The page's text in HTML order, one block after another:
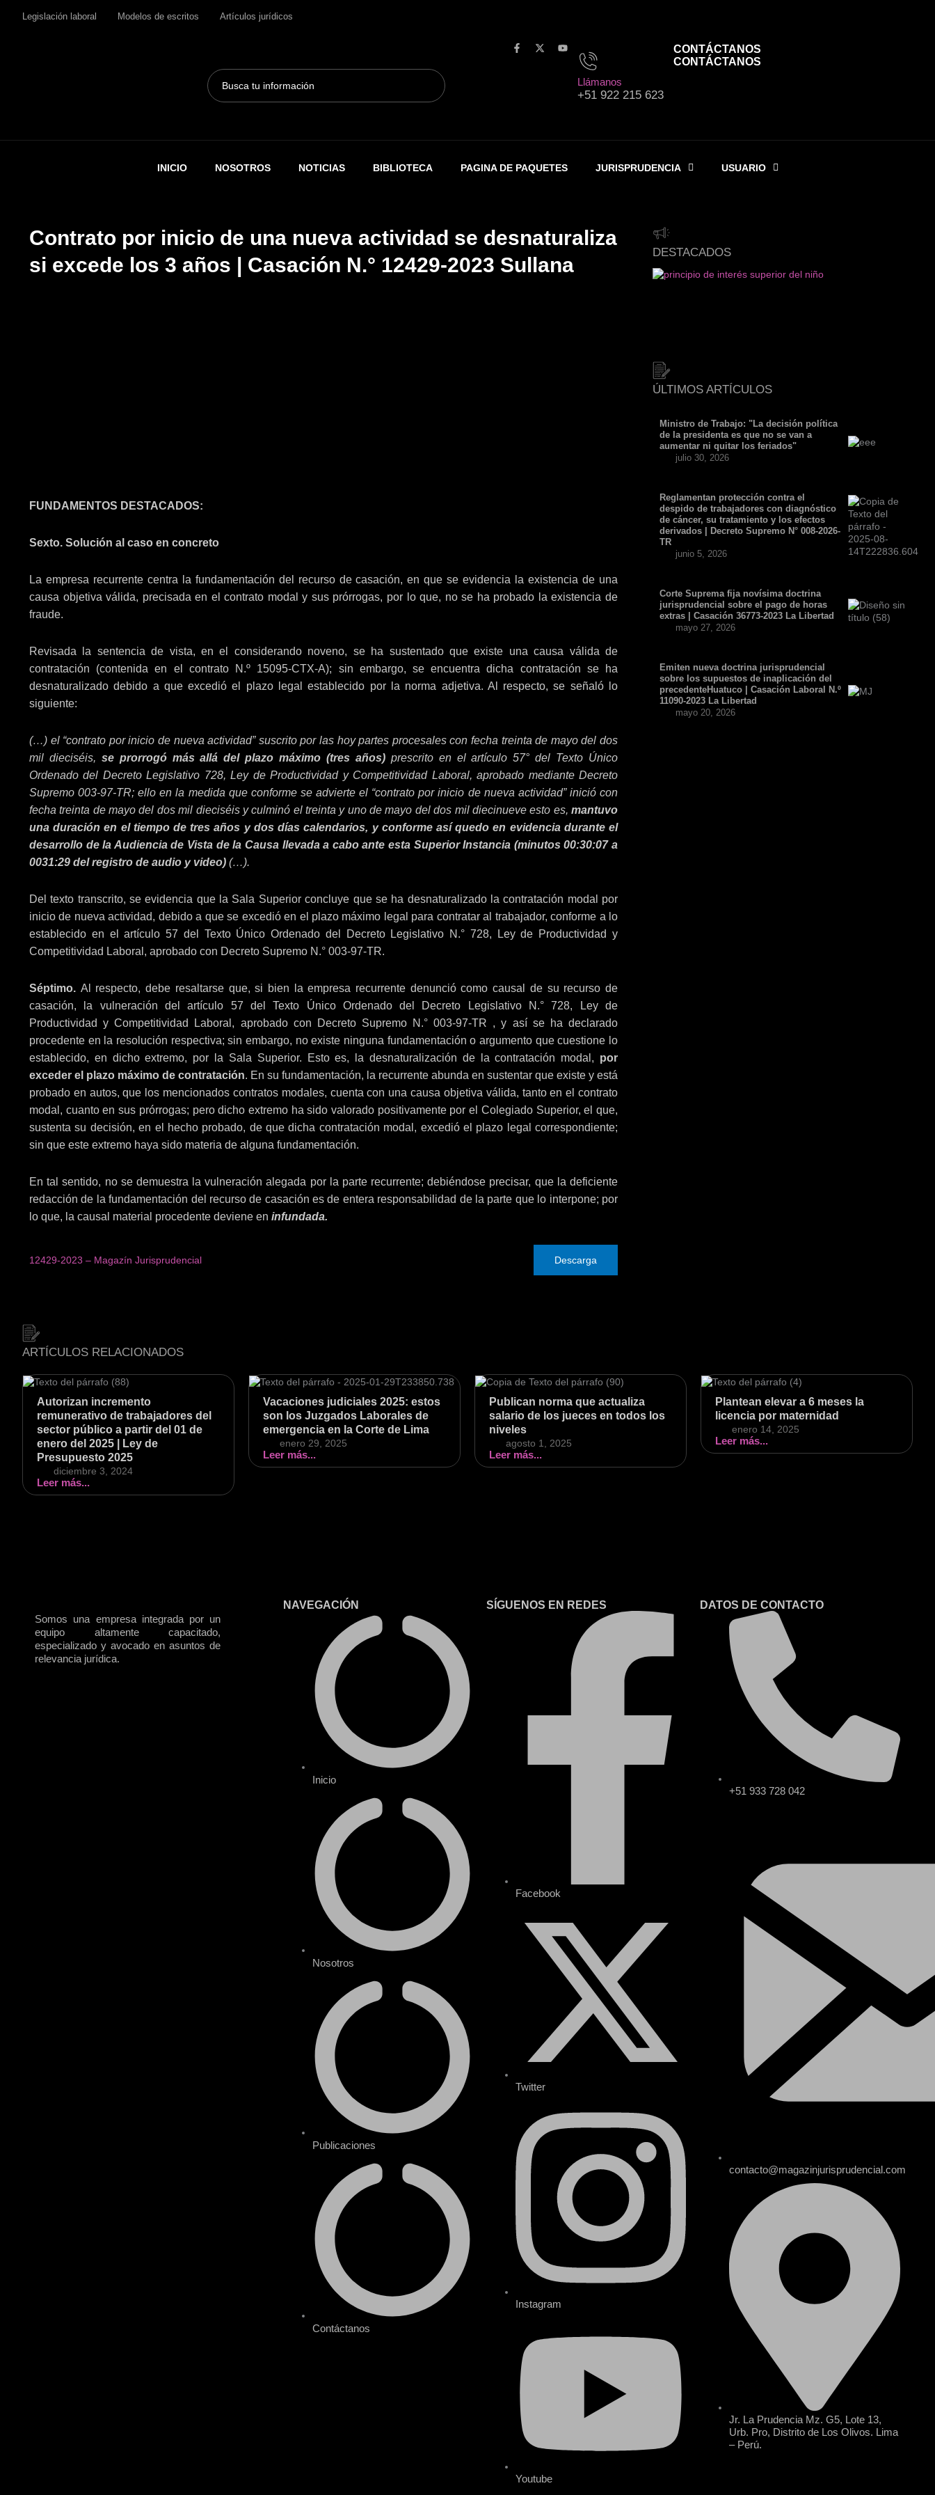
Legislación laboral Modelos de escritos Artículos jurídicos
Search
...
F
X
Y
Llámanos
+51 922 215 623
CONTÁCTANOS
CONTÁCTANOS
INICIO NOSOTROS NOTICIAS BIBLIOTECA PAGINA DE PAQUETES JURISPRUDENCIA USUARIO
Contrato por inicio de una nueva actividad se desnaturaliza
si excede los 3 años | Casación N.° 12429-2023 Sullana
FUNDAMENTOS DESTACADOS:
Sexto. Solución al caso en concreto
La empresa recurrente centra la fundamentación del recurso de casación, en que se evidencia la existencia de una
causa objetiva válida, precisada en el contrato modal y sus prórrogas, por lo que, no se ha probado la existencia de
fraude.
Revisada la sentencia de vista, en el considerando noveno, se ha sustentado que existe una causa válida de
contratación (contenida en el contrato N.º 15095-CTX-A); sin embargo, se encuentra dicha contratación se ha
desnaturalizado debido a que excedió el plazo legal establecido por la norma adjetiva. Al respecto, se señaló lo
siguiente:
(…) el “contrato por inicio de nueva actividad” suscrito por las hoy partes procesales con fecha treinta de mayo del dos
mil dieciséis, se prorrogó más allá del plazo máximo (tres años)prescrito en el artículo 57° del Texto Único
Ordenado del Decreto Legislativo 728, Ley de Productividad y Competitividad Laboral, aprobado mediante Decreto
Supremo 003-97-TR; ello en la medida que conforme se advierte el “contrato por inicio de nueva actividad” inició con
fecha treinta de mayo del dos mil dieciséis y culminó el treinta y uno de mayo del dos mil diecinueve esto es, mantuvo
una duración en el tiempo de tres años y dos días calendarios, y conforme así quedo en evidencia durante el
desarrollo de la Audiencia de Vista de la Causa llevada a cabo ante esta Superior Instancia (minutos 00:30:07 a
0031:29 del registro de audio y video) (…).
Del texto transcrito, se evidencia que la Sala Superior concluye que se ha desnaturalizado la contratación modal por
inicio de nueva actividad, debido a que se excedió en el plazo máximo legal para contratar al trabajador, conforme a lo
establecido en el artículo 57 del Texto Único Ordenado del Decreto Legislativo N.° 728, Ley de Productividad y
Competitividad Laboral, aprobado con Decreto Supremo N.° 003-97-TR.
Séptimo. Al respecto, debe resaltarse que, si bien la empresa recurrente denunció como causal de su recurso de
casación, la vulneración del artículo 57 del Texto Único Ordenado del Decreto Legislativo N.° 728, Ley de
Productividad y Competitividad Laboral, aprobado con Decreto Supremo N.° 003-97-TR , y así se ha declarado
procedente en la resolución respectiva; sin embargo, no existe ninguna fundamentación o argumento que cuestione lo
establecido, en dicho extremo, por la Sala Superior. Esto es, la desnaturalización de la contratación modal, por
exceder el plazo máximo de contratación. En su fundamentación, la recurrente abunda en sustentar que existe y está
probado en autos, que los mencionados contratos modales, cuenta con una causa objetiva válida, tanto en el contrato
modal, cuanto en sus prórrogas; pero dicho extremo ha sido valorado positivamente por el Colegiado Superior, el que,
sustenta su decisión, en el hecho probado, de que dicha contratación modal, excedió el plazo legal correspondiente;
sin que este extremo haya sido materia de alguna fundamentación.
En tal sentido, no se demuestra la vulneración alegada por la parte recurrente; debiéndose precisar, que la deficiente
redacción de la fundamentación del recurso de casación es de entera responsabilidad de la parte que lo interpone; por
lo que, la causal material procedente deviene en infundada.
12429-2023 – Magazín Jurisprudencial Descarga
DESTACADOS
ÚLTIMOS ARTÍCULOS
Ministro de Trabajo: "La decisión política
de la presidenta es que no se van a
aumentar ni quitar los feriados"
julio 30, 2026
Reglamentan protección contra el
despido de trabajadores con diagnóstico
de cáncer, su tratamiento y los efectos
derivados | Decreto Supremo N° 008-2026-
TR
junio 5, 2026
Corte Suprema fija novísima doctrina
jurisprudencial sobre el pago de horas
extras | Casación 36773-2023 La Libertad
mayo 27, 2026
Emiten nueva doctrina jurisprudencial
sobre los supuestos de inaplicación del
precedenteHuatuco | Casación Laboral N.º
11090-2023 La Libertad
mayo 20, 2026
ARTÍCULOS RELACIONADOS
Autorizan incremento
remunerativo de trabajadores del
sector público a partir del 01 de
enero del 2025 | Ley de
Presupuesto 2025
diciembre 3, 2024
Leer más...
Vacaciones judiciales 2025: estos
son los Juzgados Laborales de
emergencia en la Corte de Lima
enero 29, 2025
Leer más...
Publican norma que actualiza
salario de los jueces en todos los
niveles
agosto 1, 2025
Leer más...
Plantean elevar a 6 meses la
licencia por maternidad
enero 14, 2025
Leer más...
Somos una empresa integrada por un
equipo altamente capacitado,
especializado y avocado en asuntos de
relevancia jurídica.
NAVEGACIÓN
Inicio
Nosotros
Publicaciones
Contáctanos
SÍGUENOS EN REDES
Facebook
Twitter
Instagram
Youtube
DATOS DE CONTACTO
+51 933 728 042
contacto@magazinjurisprudencial.com
Jr. La Prudencia Mz. G5, Lote 13,
Urb. Pro, Distrito de Los Olivos. Lima
– Perú.